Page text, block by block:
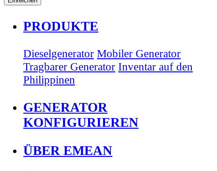
PRODUKTE
Dieselgenerator Mobiler Generator
Tragbarer Generator Inventar auf den
Philippinen
GENERATOR
KONFIGURIEREN
ÜBER EMEAN